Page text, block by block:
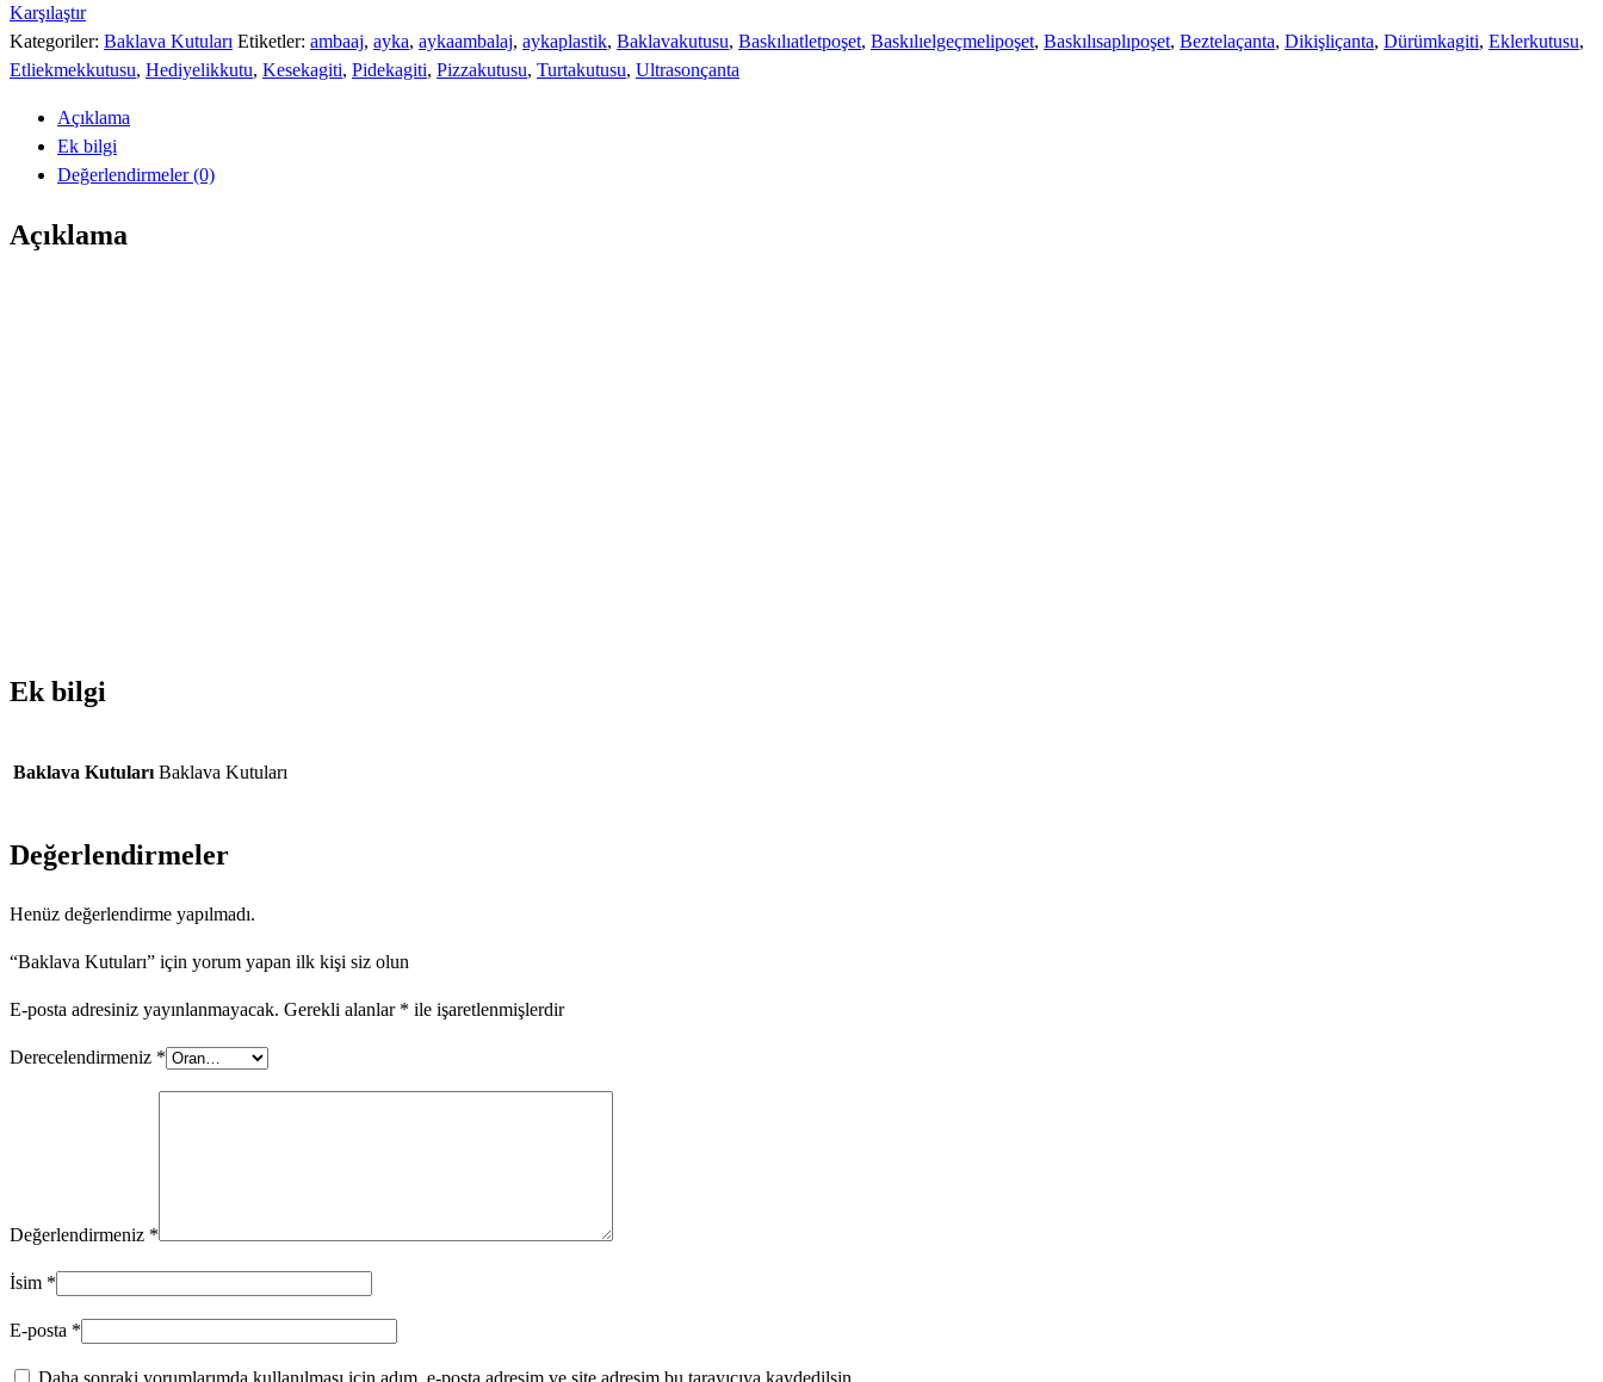
Karşılaştır
Kategoriler: Baklava Kutuları Etiketler: ambaaj, ayka, aykaambalaj, aykaplastik, Baklavakutusu, Baskılıatletpoşet, Baskılıelgeçmelipoşet, Baskılısaplıpoşet, Beztelaçanta, Dikişliçanta, Dürümkagiti, Eklerkutusu,
Etliekmekkutusu, Hediyelikkutu, Kesekagiti, Pidekagiti, Pizzakutusu, Turtakutusu, Ultrasonçanta
Açıklama
Ek bilgi
Değerlendirmeler (0)
Açıklama
Ek bilgi
Baklava Kutuları Baklava Kutuları
Değerlendirmeler
Henüz değerlendirme yapılmadı.
“Baklava Kutuları” için yorum yapan ilk kişi siz olun
E-posta adresiniz yayınlanmayacak. Gerekli alanlar * ile işaretlenmişlerdir
Derecelendirmeniz *
Değerlendirmeniz *
İsim *
E-posta *